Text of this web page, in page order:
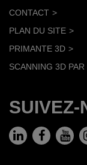
CONTACT
PLAN DU SITE
PRIMANTE 3D
SCANNING 3D
SUIVEZ-